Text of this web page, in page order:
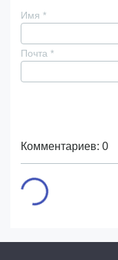
Имя *
Почта *
Комментариев: 0